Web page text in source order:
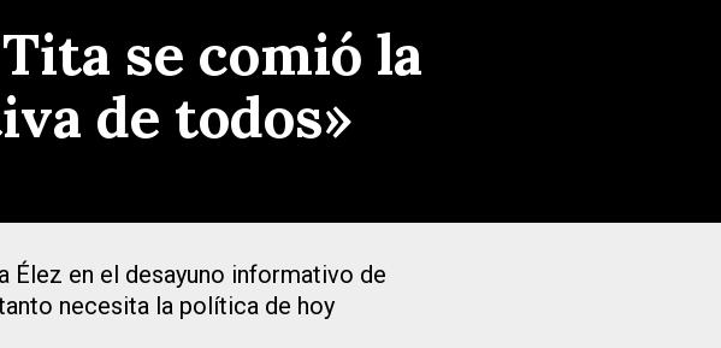
se comió la
de todos»
Élez en el desayuno informativo de
necesita la política de hoy